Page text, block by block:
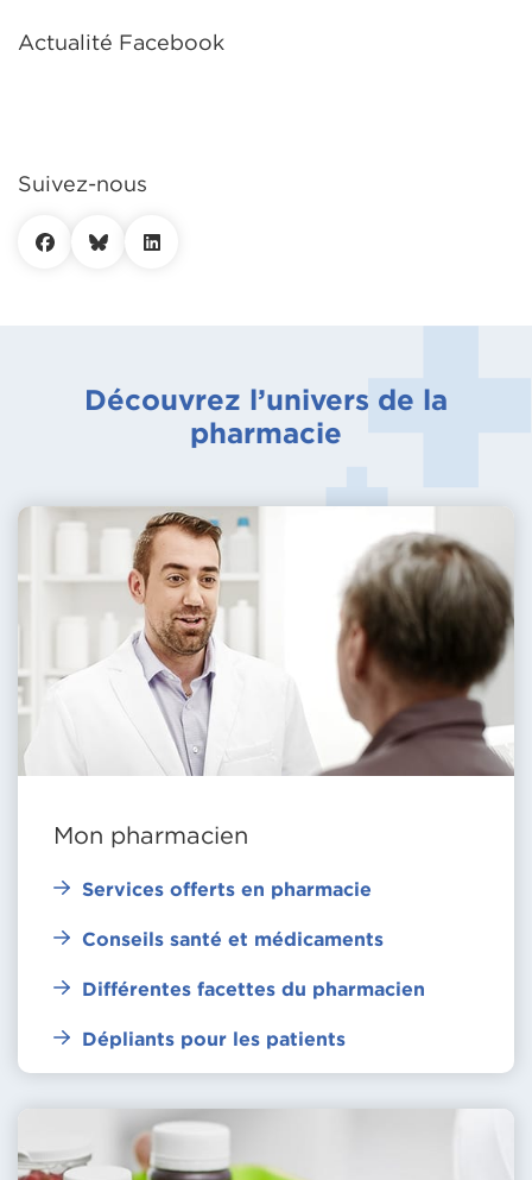
Actualité Facebook
Suivez-nous
Découvrez l’univers de la
pharmacie
Mon pharmacien
Services offerts en pharmacie
Conseils santé et médicaments
Différentes facettes du pharmacien
Dépliants pour les patients